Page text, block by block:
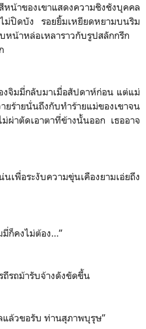
น้าของเขาแสดงความชิงชังบุคคล
ม่ปิดบัง รอยยิ้มเหยียดหยามบนริม
หน้าหล่อเหลาราวกับรูปสลักกรีก
งจิมมี่กลับมาเมื่อสัปดาห์ก่อน แต่แม่
ร้ายนั่นถึงกับทำร้ายแม่ของเขาจน
ผ่าตัดเอาตาที่ข้างนั้นออก เธออาจ
เพื่อระงับความขุ่นเคืองยามเอ่ยถึง
มี่ก็คงไม่ต้อง…”
ถีรถม้ารับจ้างดังขัดขึ้น
แล้วขอรับ ท่านสุภาพบุรุษ”